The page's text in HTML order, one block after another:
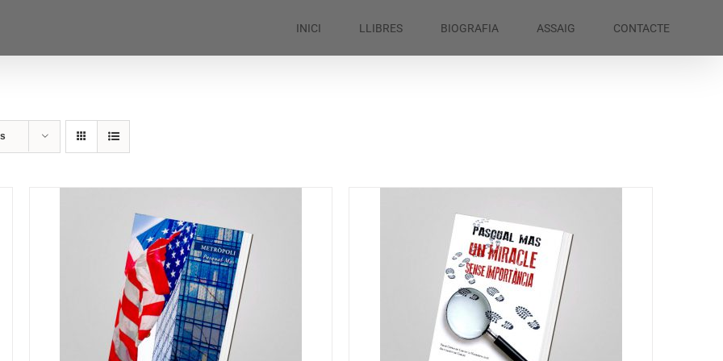
INICI LLIBRES BIOGRAFIA ASSAIG CONTACTE